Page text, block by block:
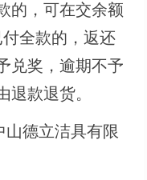
的，可在交余额
全款的，返还
兑奖，逾期不予
退款退货。
德立洁具有限